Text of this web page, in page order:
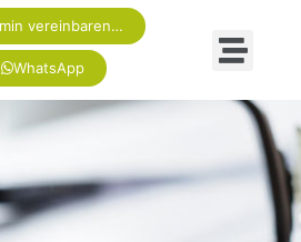
vereinbaren…
WhatsApp